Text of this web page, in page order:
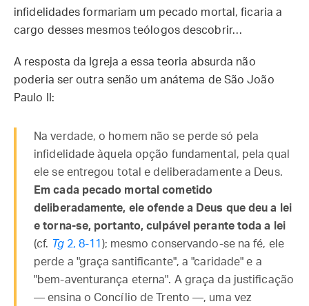
infidelidades formariam um pecado mortal, ficaria a
cargo desses mesmos teólogos descobrir…
A resposta da Igreja a essa teoria absurda não
poderia ser outra senão um anátema de São João
Paulo II:
Na verdade, o homem não se perde só pela
infidelidade àquela opção fundamental, pela qual
ele se entregou total e deliberadamente a Deus.
Em cada pecado mortal cometido
deliberadamente, ele ofende a Deus que deu a lei
e torna-se, portanto, culpável perante toda a lei
(cf. Tg2, 8-11 ); mesmo conservando-se na fé, ele
perde a "graça santificante", a "caridade" e a
"bem-aventurança eterna". A graça da justificação
— ensina o Concílio de Trento —, uma vez